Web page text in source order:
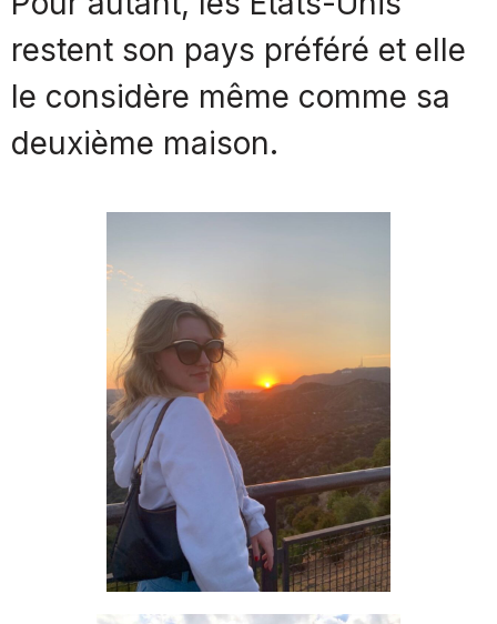
restent son pays préféré et elle
le considère même comme sa
deuxième maison.